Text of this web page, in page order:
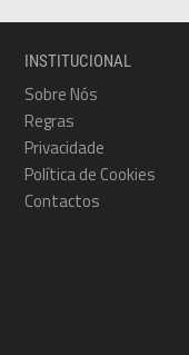
INSTITUCIONAL
Sobre Nós
Regras
Privacidade
Política de Cookies
Contactos